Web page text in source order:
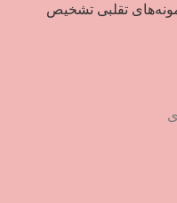
تقلبی تشخیص